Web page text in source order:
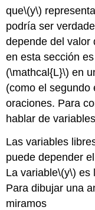
que\(y\)
podría ser
depende del valor
en esta sección
(\mathcal{L}\) en
(como el segundo
oraciones. Para
hablar de
Las variables
puede depender
La variable\(y\) es
Para dibujar una
miramos